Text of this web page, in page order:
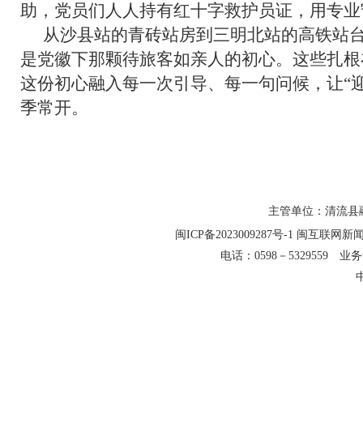
助，党员们人人持有红十字救护员证，用专
从沙县站的青砖站房到三明北站的高铁站
是党徽下那颗待旅客如亲人的初心。这些扎
这份初心融入每一次引导、每一句问候，让“
季常开。
主管单位：清流县
闽ICP备2023009287号-1 闽互联网新
电话：0598－5329559 业